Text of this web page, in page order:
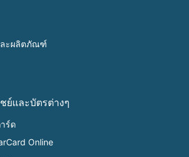
ะผลิตภัณฑ์
ย์และบัตรต่างๆ
ร์ด
Online